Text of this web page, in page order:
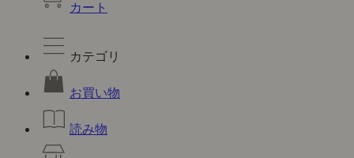
カート
カテゴリ
お買い物
読み物